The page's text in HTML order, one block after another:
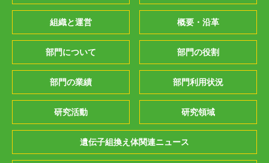
組織と運営 概要・沿革
部門について 部門の役割
部門の業績 部門利用状況
研究活動 研究領域
遺伝子組換え体関連ニュース